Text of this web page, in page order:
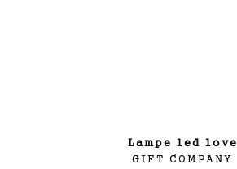
lampe led love
GIFT COMPANY